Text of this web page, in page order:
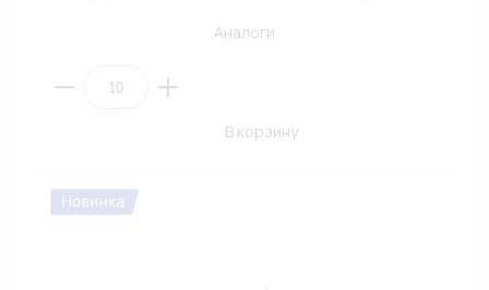
Аналоги
В корзину